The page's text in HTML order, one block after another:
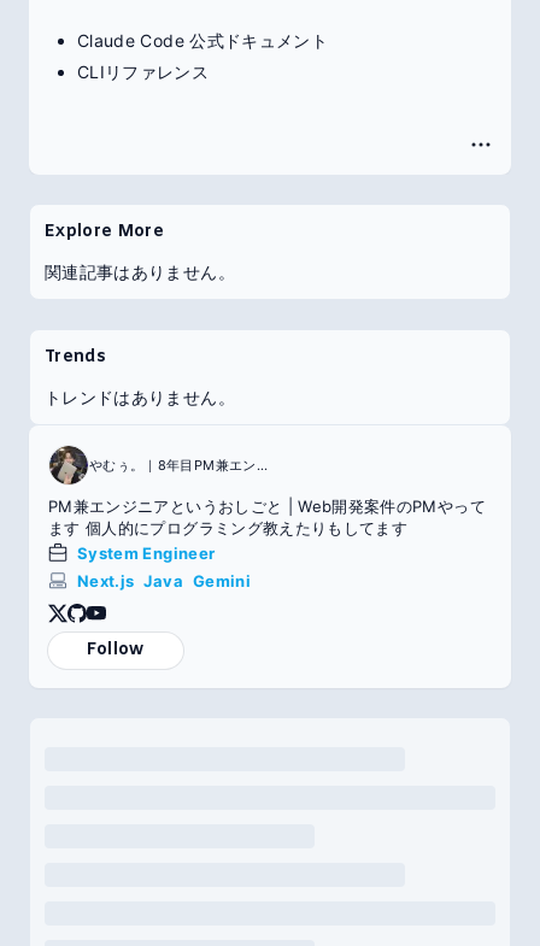
Claude Code 公式ドキュメント
CLIリファレンス
Explore More
関連記事はありません。
Trends
トレンドはありません。
やむぅ。｜8年目PM兼エンジニア
PM兼エンジニアというおしごと | Web開発案件のPMやって
ます 個人的にプログラミング教えたりもしてます
System Engineer
Next.js Java Gemini
Follow